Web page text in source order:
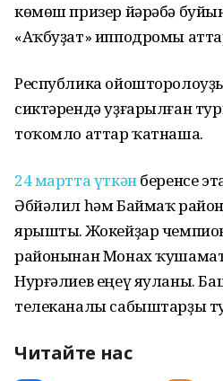
көмөш призер йәрәбә
«Аҡбуҙат» ипподромы
Республика
сиктәрендә уҙғарылған
тоҡомло аттар ҡатнаша.
24 мартта үткәнберенсе
Әбйәлил һәм Баймаҡ
ярышты. Жокейҙар
районынан Монах
Нурғәлиев еңеү яуланы.
телеканалы сабыштарҙы
Читайте нас